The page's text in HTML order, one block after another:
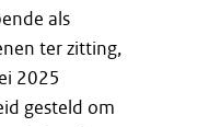
als
ter zitting,
2025
gesteld om